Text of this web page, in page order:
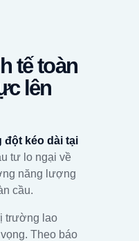
tế toàn
lên
đột kéo dài tại
tư lo ngại về
năng lượng
cầu.
trường lao
Theo báo